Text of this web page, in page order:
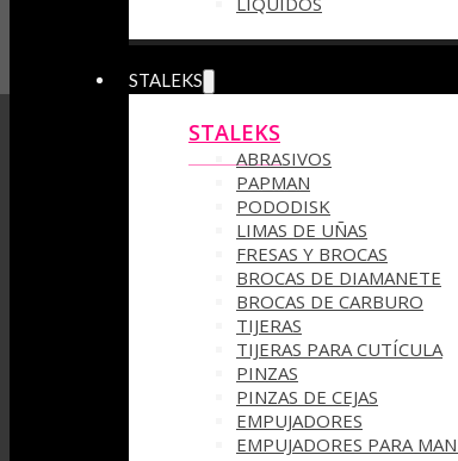
STALEKS
STALEKS
ABRASIVOS
PAPMAN
PODODISK
LIMAS DE UÑAS
FRESAS Y BROCAS
BROCAS DE DIAMANETE
BROCAS DE CARBURO
TIJERAS
TIJERAS PARA CUTÍCULA
PINZAS
PINZAS DE CEJAS
EMPUJADORES
EMPUJADORES PARA